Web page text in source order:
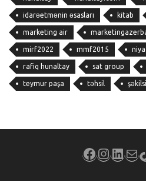
idarəetmənin əsasları kitab
marketing air
mirf2022 mmf2015
rafiq hunaltay sat group
teymur paşa təhsil
Facebook